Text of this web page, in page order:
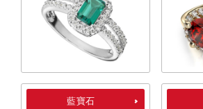
藍寶石